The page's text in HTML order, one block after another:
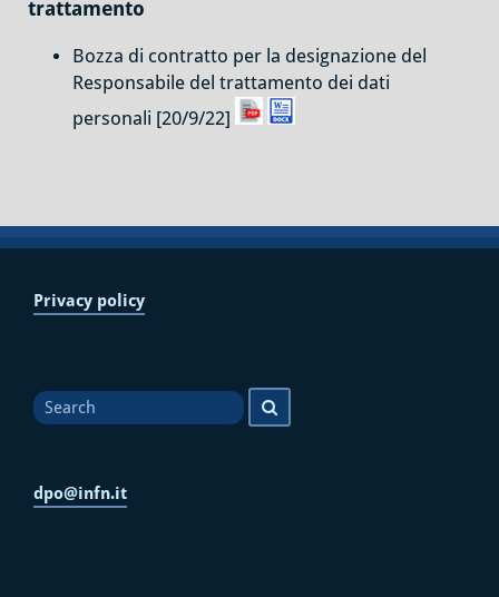
trattamento
Bozza di contratto per la designazione del
Responsabile del trattamento dei dati
personali [20/9/22]
Privacy policy
Search
for
dpo@infn.it